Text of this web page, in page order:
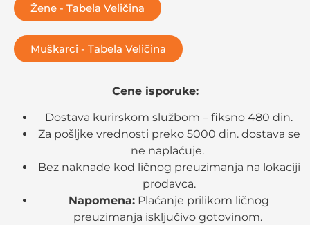
Žene - Tabela Veličina
Muškarci - Tabela Veličina
Cene isporuke:
Dostava kurirskom službom – fiksno 480 din.
Za pošljke vrednosti preko 5000 din. dostava se
ne naplaćuje.
Bez naknade kod ličnog preuzimanja na lokaciji
prodavca.
Napomena: Plaćanje prilikom ličnog
preuzimanja isključivo gotovinom.